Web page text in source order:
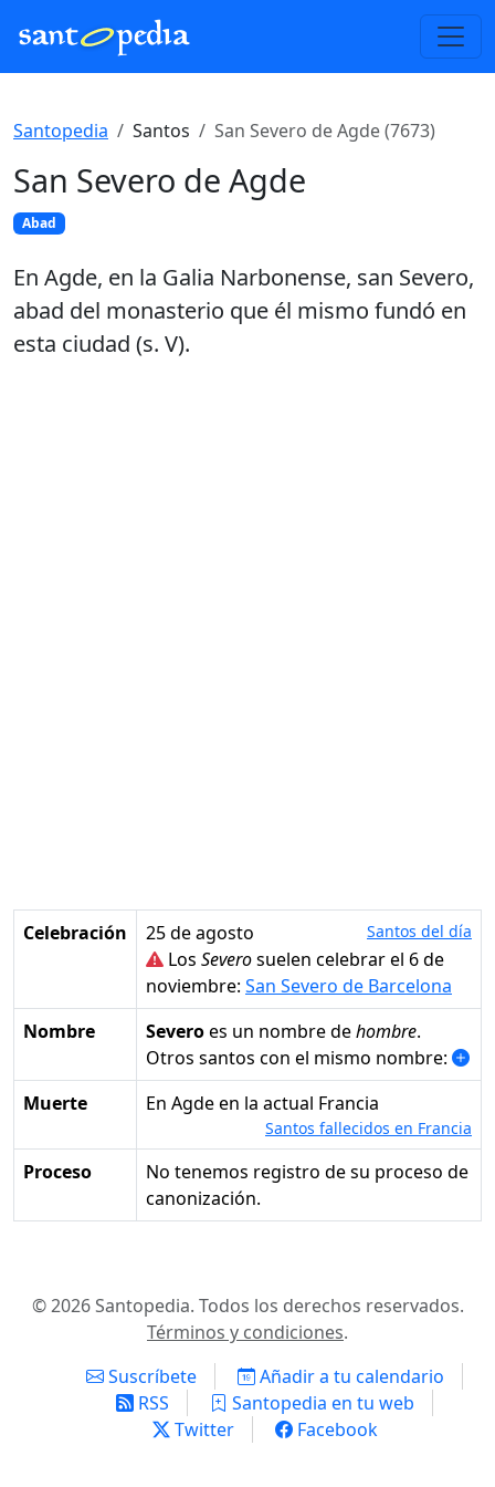
Santopedia Santos San Severo de Agde (7673)
San Severo de Agde
Abad
En Agde, en la Galia Narbonense, san Severo,
abad del monasterio que él mismo fundó en
esta ciudad (s. V).
Celebración 25 de agosto Santos del día
Los Severosuelen celebrar el 6 de
noviembre: San Severo de Barcelona
Nombre
Severoes un nombre dehombre.
Otros santos con el mismo nombre:
Muerte
en Agde en la actual Francia
Santos fallecidos en Francia
Proceso
No tenemos registro de su proceso de
canonización.
© 2026 Santopedia. Todos los derechos reservados.
Términos y condiciones.
Suscríbete
Añadir a tu calendario
RSS
Santopedia en tu web
Twitter
Facebook